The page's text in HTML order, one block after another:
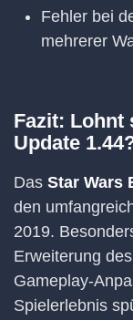
Fehler bei
mehrerer
Fazit: Lohnt
Update
Das Star Wars
den
2019.
Erweiterung
Gameplay-
Spielerlebnis